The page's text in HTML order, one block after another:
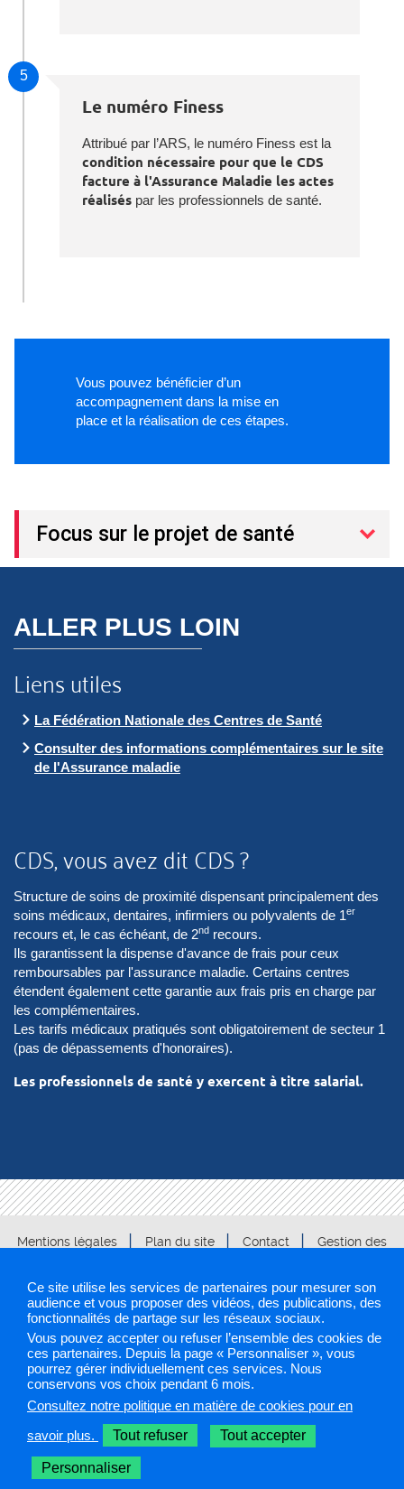
Ce site utilise les services de partenaires pour mesurer son
audience et vous proposer des vidéos, des publications, des
fonctionnalités de partage sur les réseaux sociaux.
Vous pouvez accepter ou refuser l’ensemble des cookies de
ces partenaires. Depuis la page « Personnaliser », vous
pourrez gérer individuellement ces services. Nous
conservons vos choix pendant 6 mois.
Consultez notre politique en matière de cookies pour en
savoir plus.
Tout refuser Tout accepter
Personnaliser
5
Le numéro Finess
Attribué par l’ARS, le numéro Finess est la
condition nécessaire pour que le CDS
facture à l'Assurance Maladie les actes
réalisés par les professionnels de santé.
Vous pouvez bénéficier d’un
accompagnement dans la mise en
place et la réalisation de ces étapes.
Focus sur le projet de santé
ALLER PLUS LOIN
Liens utiles
La Fédération Nationale des Centres de Santé
Consulter des informations complémentaires sur le site
de l'Assurance maladie
CDS, vous avez dit CDS ?
Structure de soins de proximité dispensant principalement des
soins médicaux, dentaires, infirmiers ou polyvalents de 1er
recours et, le cas échéant, de 2nd recours.
Ils garantissent la dispense d'avance de frais pour ceux
remboursables par l'assurance maladie. Certains centres
étendent également cette garantie aux frais pris en charge par
les complémentaires.
Les tarifs médicaux pratiqués sont obligatoirement de secteur 1
(pas de dépassements d'honoraires).
Les professionnels de santé y exercent à titre salarial.
Mentions légales Plan du site Contact
Gestion des
ARS 2019
Sélectionnez une région pour accéder à votre site PAPS
Les sites PAPS